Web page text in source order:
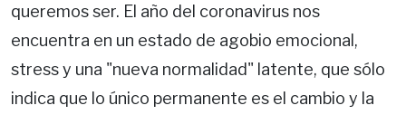
queremos ser. El año del coronavirus nos
encuentra en un estado de agobio emocional,
stress y una "nueva normalidad" latente, que sólo
indica que lo único permanente es el cambio y la